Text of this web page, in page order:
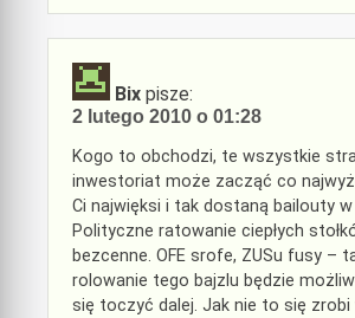
Bix pisze:
2 lutego 2010 o 01:28
Kogo to obchodzi, te wszystkie
inwestoriat może zacząć co
Ci najwięksi i tak dostaną bailouty
Polityczne ratowanie ciepłych
bezcenne. OFE srofe, ZUSu fusy –
rolowanie tego bajzlu będzie
się toczyć dalej. Jak nie to się zrobi